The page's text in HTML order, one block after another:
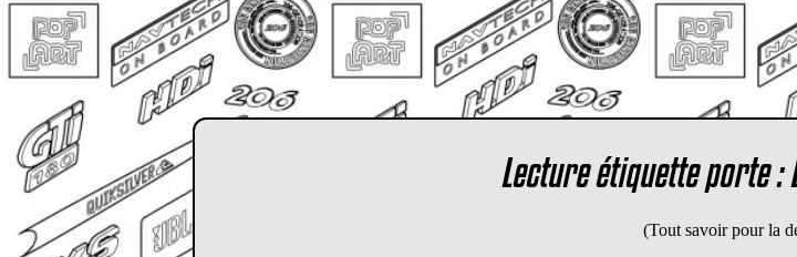
Lecture étiquette porte :
(Tout savoir pour la